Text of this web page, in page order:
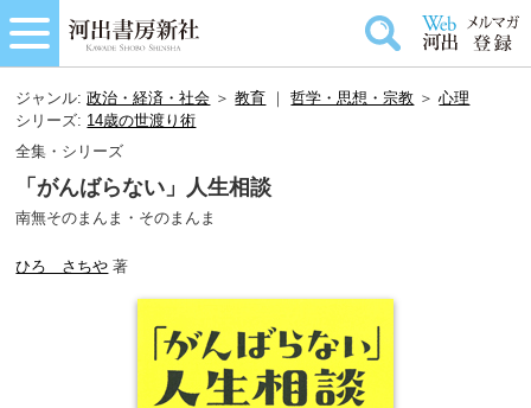
ジャンル:政治・経済・社会 ＞教育 ｜哲学・思想・宗教 ＞心理
シリーズ: 14歳の世渡り術
全集・シリーズ
「がんばらない」人生相談
南無そのまんま・そのまんま
ひろ さちや 著